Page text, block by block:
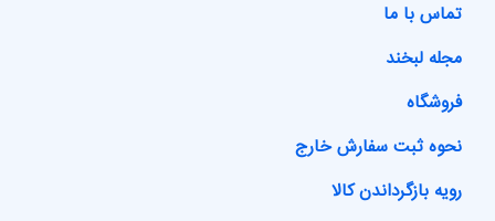
تماس با ما
مجله لبخند
فروشگاه
نحوه ثبت سفارش خارج
رویه بازگرداندن کالا